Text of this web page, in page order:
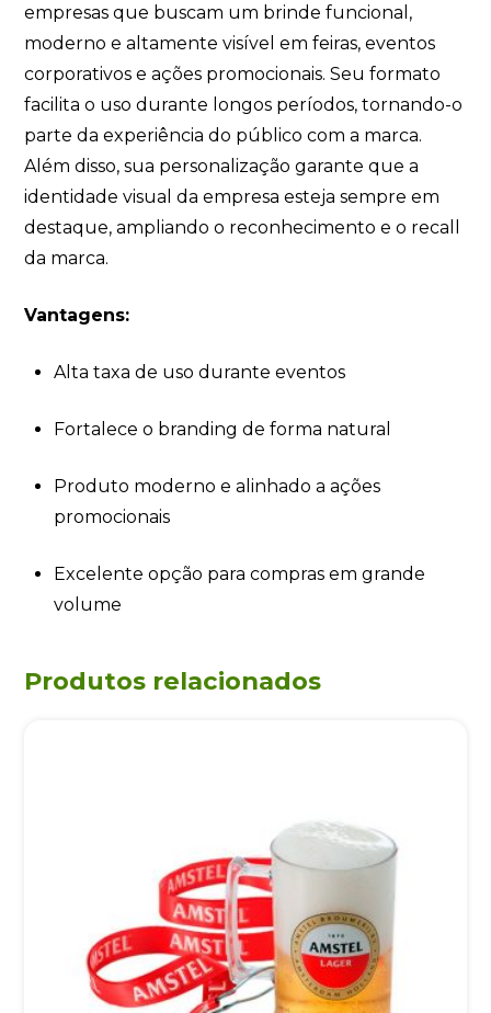
empresas que buscam um brinde funcional,
moderno e altamente visível em feiras, eventos
corporativos e ações promocionais. Seu formato
facilita o uso durante longos períodos, tornando-o
parte da experiência do público com a marca.
Além disso, sua personalização garante que a
identidade visual da empresa esteja sempre em
destaque, ampliando o reconhecimento e o recall
da marca.
Vantagens:
Alta taxa de uso durante eventos
Fortalece o branding de forma natural
Produto moderno e alinhado a ações
promocionais
Excelente opção para compras em grande
volume
Produtos relacionados